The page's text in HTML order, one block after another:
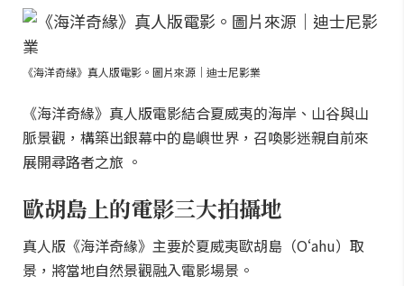
《海洋奇緣》真人版電影。圖片來源｜迪士尼影業
《海洋奇緣》真人版電影結合夏威夷的海岸、山谷與山
脈景觀，構築出銀幕中的島嶼世界，召喚影迷親自前來
展開尋路者之旅 。
歐胡島上的電影三大拍攝地
真人版《海洋奇緣》主要於夏威夷歐胡島（Oʻahu）取
景，將當地自然景觀融入電影場景。